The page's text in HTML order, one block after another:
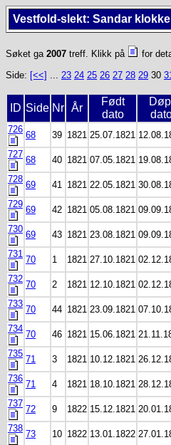
Vestfold-slekt: Sandar
Søket ga 2007 treff. Klikk på
for
Side: [<<] ... 23 24 25 26 27 28 29 30
ID Side Nr År
Født
dato
726
68 39 1821 25.07.1821
727
68 40 1821 07.05.1821
728
69 41 1821 22.05.1821
729
69 42 1821 05.08.1821
730
69 43 1821 23.08.1821
731
70 1 1821 27.10.1821
732
70 2 1821 12.10.1821
733
70 44 1821 23.09.1821
734
70 46 1821 15.06.1821
735
71 3 1821 10.12.1821
736
71 4 1821 18.10.1821
737
72 9 1822 15.12.1821
738
73 10 1822 13.01.1822